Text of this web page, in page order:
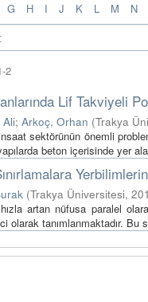
G H I J K L M N
2
Lif Takviyeli
Ali; Arkoç, Orhan (Trakya
sektörünün önemli
beton içerisinde yer
(Trakya Üniversitesi,
artan nüfusa paralel
olarak tanımlanmaktadır. Bu